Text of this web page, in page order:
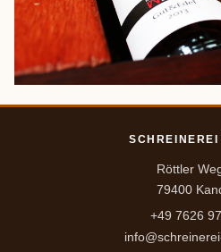
SCHREINEREI
Röttler
79400
+49 7626